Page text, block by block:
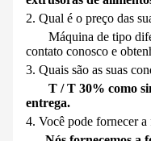
2. Qual é o preço das
Máquina de tipo
contato conosco e
3. Quais são as suas
T / T 30% como
entrega.
4. Você pode fornecer a